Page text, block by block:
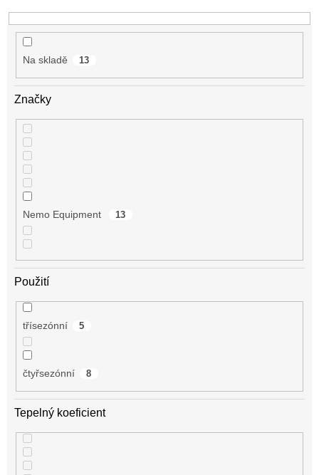
k
t
Na skladě 13
Značky
Nemo Equipment 13
Použití
třísezónní 5
čtyřsezónní 8
Tepelný koeficient